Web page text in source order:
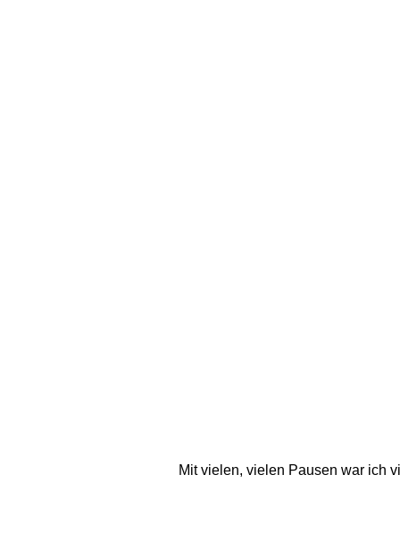
Mit vielen, vielen Pausen war ich